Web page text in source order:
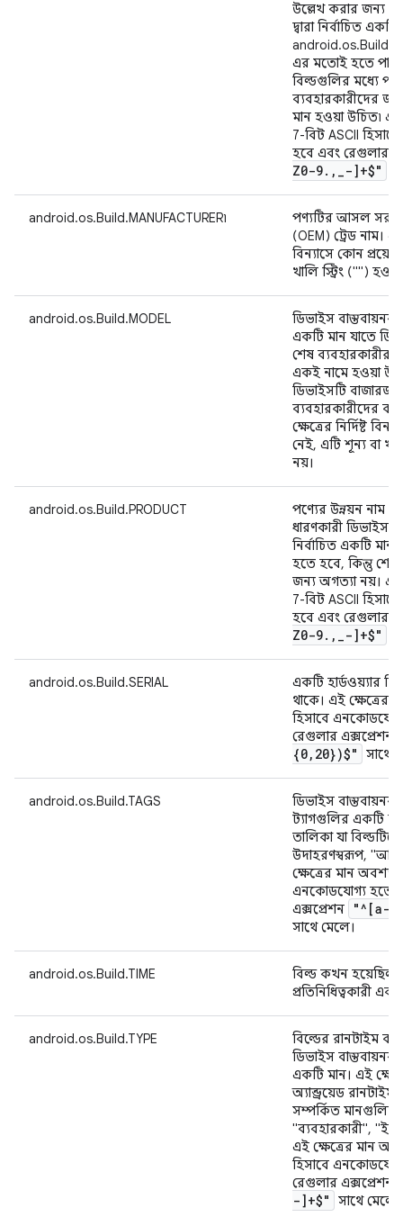
উল্লেখ করার জন্য
দ্বারা নির্বাচিত
এর মতোই হতে
বিল্ডগুলির মধ্যে
ব্যবহারকারীদের
মান হওয়া উচিত৷
7-বিট ASCII
হবে এবং রেগুলার
Z0-9. , _-]+$"
android.os.Build.MANUFACTURER৷
পণ্যটির আসল
(OEM) ট্রেড নাম। এই
বিন্যাসে কোন
খালি স্ট্রিং ("")
android.os.Build.MODEL
ডিভাইস
একটি মান যাতে
শেষ ব্যবহারকারীর
একই নামে হওয়া
ডিভাইসটি
ব্যবহারকারীদের
ক্ষেত্রের নির্দিষ্ট
নেই, এটি শূন্য বা
নয়।
android.os.Build.PRODUCT
পণ্যের উন্নয়ন নাম
ধারণকারী ডিভাইস
নির্বাচিত একটি
হতে হবে, কিন্তু শেষ
জন্য অগত্যা নয়। এই
7-বিট ASCII
হবে এবং রেগুলার
Z0-9. , _-]+$"
android.os.Build.SERIAL
একটি হার্ডওয়্যার
থাকে। এই ক্ষেত্রের
হিসাবে
রেগুলার এক্সপ্রেশন
{0, 20})$" সাথে
android.os.Build.TAGS
ডিভাইস
ট্যাগগুলির একটি
তালিকা যা
উদাহরণস্বরূপ,
ক্ষেত্রের মান
এনকোডযোগ্য হতে
এক্সপ্রেশন
"^[a-z
সাথে মেলে।
android.os.Build.TIME
বিল্ড কখন হয়েছিল
প্রতিনিধিত্বকারী
android.os.Build.TYPE
বিল্ডের রানটাইম
ডিভাইস
একটি মান। এই
অ্যান্ড্রয়েড
সম্পর্কিত মানগুলির
"ব্যবহারকারী",
এই ক্ষেত্রের মান
হিসাবে
রেগুলার এক্সপ্রেশন
-]+$"
সাথে মেলে।